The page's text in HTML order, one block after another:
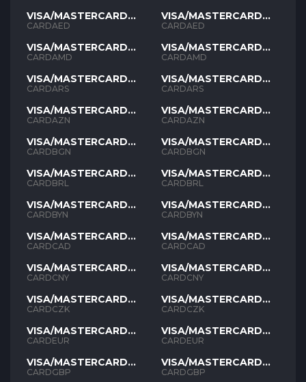
VISA/MASTERCARD
AED
CARDAED
VISA/MASTERCARD
AMD
CARDAMD
VISA/MASTERCARD
ARS
CARDARS
VISA/MASTERCARD
AZN
CARDAZN
VISA/MASTERCARD
BGN
CARDBGN
VISA/MASTERCARD
BRL
CARDBRL
VISA/MASTERCARD
BYN
CARDBYN
VISA/MASTERCARD
CAD
CARDCAD
VISA/MASTERCARD
CNY
CARDCNY
VISA/MASTERCARD
CZK
CARDCZK
VISA/MASTERCARD
EUR
CARDEUR
VISA/MASTERCARD
GBP
CARDGBP
VISA/MASTERCARD
AED
CARDAED
VISA/MASTERCARD
AMD
CARDAMD
VISA/MASTERCARD
ARS
CARDARS
VISA/MASTERCARD
AZN
CARDAZN
VISA/MASTERCARD
BGN
CARDBGN
VISA/MASTERCARD
BRL
CARDBRL
VISA/MASTERCARD
BYN
CARDBYN
VISA/MASTERCARD
CAD
CARDCAD
VISA/MASTERCARD
CNY
CARDCNY
VISA/MASTERCARD
CZK
CARDCZK
VISA/MASTERCARD
EUR
CARDEUR
VISA/MASTERCARD
GBP
CARDGBP